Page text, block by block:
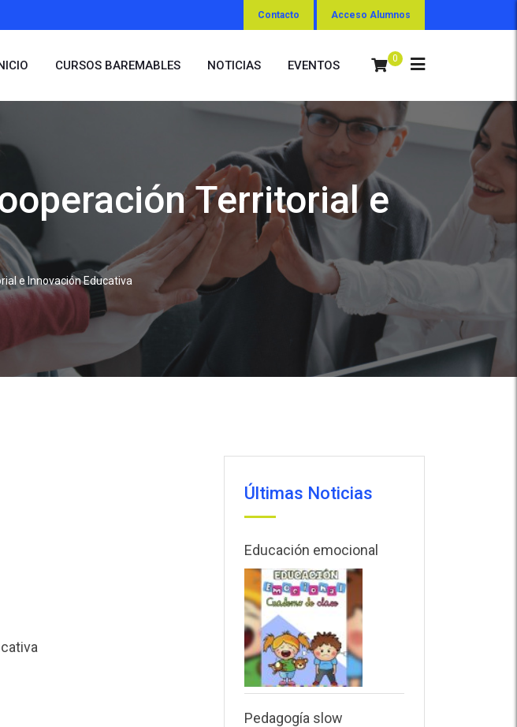
Contacto Acceso Alumnos
0
CURSOS BAREMABLES NOTICIAS EVENTOS
Territorial e
e Innovación Educativa
Últimas Noticias
Educación emocional
Pedagogía slow